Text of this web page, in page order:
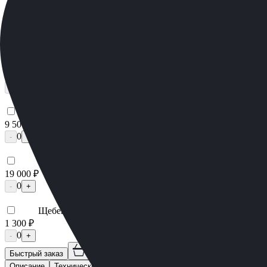
9 500 ₽
- 0 +
19 000 ₽
- 0 +
Щебень Мраморный
1 300 ₽
- 0 +
Быстрый заказ